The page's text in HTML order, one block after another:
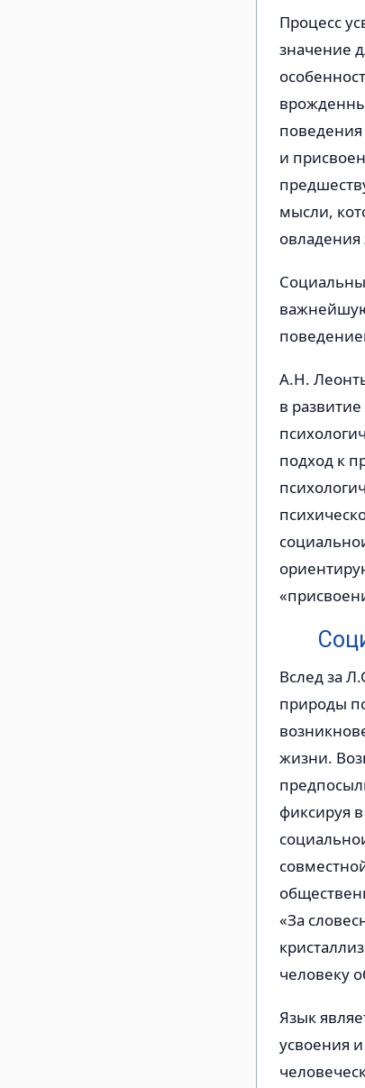
Процесс
значение
и
мысли,
А.Н.
в
подход к
Вслед за
природы
жизни.
фиксируя
«За
человеку
Язык
усвоения